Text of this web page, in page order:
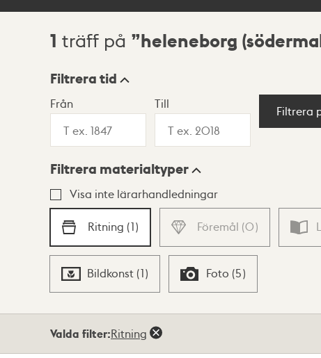
Sökresultat
1 träff på heleneborg
Visningsläge
Lista Karta
Filtrera tid
Från Till
Filtrera
Filtrera materialtyper
Visa inte lärarhandledningar
Ritning (1) Föremål (0)
Bildkonst (1) Foto (5)
Valda filter:Ritning